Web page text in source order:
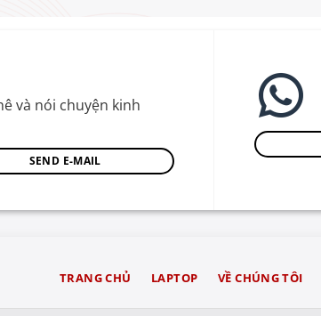
và nói chuyện kinh
SEND E-MAIL
TRANG CHỦ LAPTOP VỀ CHÚNG TÔI